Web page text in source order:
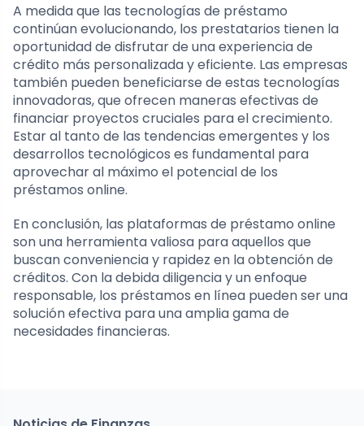
A medida que las tecnologías de préstamo
continúan evolucionando, los prestatarios tienen la
oportunidad de disfrutar de una experiencia de
crédito más personalizada y eficiente. Las empresas
también pueden beneficiarse de estas tecnologías
innovadoras, que ofrecen maneras efectivas de
financiar proyectos cruciales para el crecimiento.
Estar al tanto de las tendencias emergentes y los
desarrollos tecnológicos es fundamental para
aprovechar al máximo el potencial de los
préstamos online.
En conclusión, las plataformas de préstamo online
son una herramienta valiosa para aquellos que
buscan conveniencia y rapidez en la obtención de
créditos. Con la debida diligencia y un enfoque
responsable, los préstamos en línea pueden ser una
solución efectiva para una amplia gama de
necesidades financieras.